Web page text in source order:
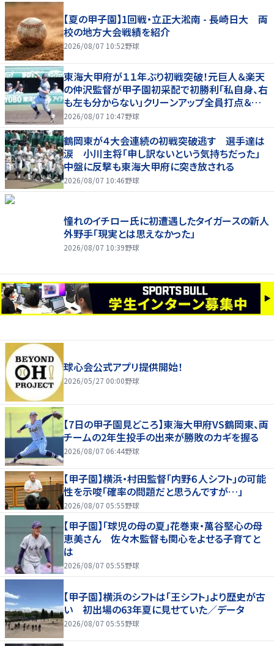
【夏の甲子園】1回戦・立正大淞南 - 長崎日大 両
校の地方大会戦績を紹介
2026/08/07 10:52野球
東海大甲府が１１年ぶり初戦突破！元巨人＆楽天
の仲沢監督が甲子園初采配で初勝利「私自身、右
も左も分からない」クリーンアップ全員打点＆継
投も「理想的」
2026/08/07 10:47野球
鶴岡東が４大会連続の初戦突破逃す 選手達は
涙 小川主将「申し訳ないという気持ちだった」
中盤に反撃も東海大甲府に突き放される
2026/08/07 10:46野球
憧れのイチロー氏に初遭遇したタイガースの新人
外野手「現実とは思えなかった」
2026/08/07 10:39野球
球心会公式アプリ提供開始！
2026/05/27 00:00野球
【7日の甲子園見どころ】東海大甲府VS鶴岡東、両
チームの2年生投手の出来が勝敗のカギを握る
2026/08/07 06:44野球
【甲子園】横浜・村田監督「内野６人シフト」の可能
性を示唆「確率の問題だと思うんですが…」
2026/08/07 05:55野球
【甲子園】「球児の母の夏」花巻東・萬谷堅心の母
恵美さん 佐々木監督も関心をよせる子育てと
は
2026/08/07 05:55野球
【甲子園】横浜のシフトは「王シフト」より歴史が古
い 初出場の63年夏に見せていた／データ
2026/08/07 05:55野球